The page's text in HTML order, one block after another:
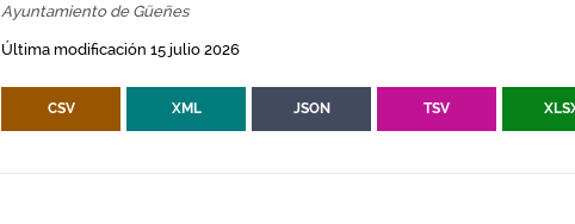
Ayuntamiento de Güeñes
Última modificación 15 julio 2026
CSV XML JSON TSV